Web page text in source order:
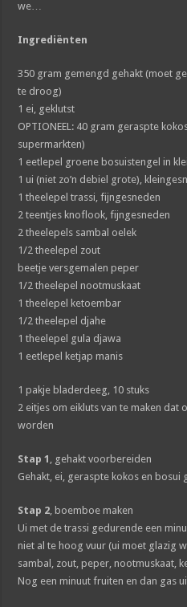
we…
Ingrediënten
350 gram gemengd gehakt (moet
te droog)
1 ei, geklutst
OPTIONEEL: 40 gram geraspte
supermarkten)
1 eetlepel groene bosuistengel in
1 ui (niet zo’n debiel grote),
1 theelepel trassi, fijngesneden
2 teentjes knoflook, fijngesneden
2 theelepels sambal oelek
1/2 theelepel zout
beetje versgemalen peper
1/2 theelepel nootmuskaat
1 theelepel ketoembar
1/2 theelepel djahe
1 theelepel gula djawa
1 eetlepel ketjap manis
1 pakje bladerdeeg, 10 stuks
2 eitjes om eikluts van te maken
worden
Stap 1
, gehakt voorbereiden
Gehakt, ei, geraspte kokos en bosui
Stap 2 , boemboe maken
Ui met de trassi gedurende een
niet al te hoog vuur (ui moet glazig
sambal, zout, peper, nootmuskaat,
Nog een minuut fruiten en dan gas